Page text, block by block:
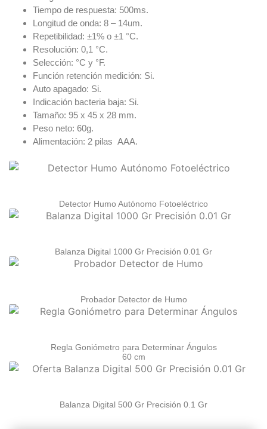
Tiempo de respuesta: 500ms.
Longitud de onda: 8 – 14um.
Repetibilidad: ±1% o ±1 °C.
Resolución: 0,1 °C.
Selección: °C y °F.
Función retención medición: Si.
Auto apagado: Si.
Indicación bacteria baja: Si.
Tamaño: 95 x 45 x 28 mm.
Peso neto: 60g.
Alimentación: 2 pilas AAA.
Detector Humo Autónomo Fotoeléctrico
Balanza Digital 1000 Gr Precisión 0.01 Gr
Probador Detector de Humo
Regla Goniómetro para Determinar Ángulos
60 cm
Balanza Digital 500 Gr Precisión 0.1 Gr